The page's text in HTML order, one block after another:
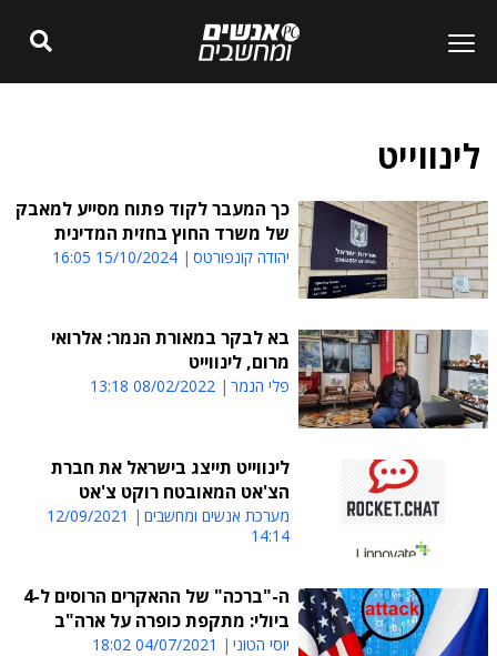
לינווייט
כך המעבר לקוד פתוח מסייע למאבק
של משרד החוץ בחזית המדינית
יהודה קונפורטס 15/10/2024 16:05
בא לבקר במאורת הנמר: אלרואי
מרום, לינווייט
פלי הנמר 08/02/2022 13:18
לינווייט תייצג בישראל את חברת
הצ'אט המאובטח רוקט צ'אט
מערכת אנשים ומחשבים
12/09/2021
14:14
ה-"ברכה" של ההאקרים הרוסים ל-4
ביולי: מתקפת כופרה על ארה"ב
יוסי הטוני 04/07/2021 18:02